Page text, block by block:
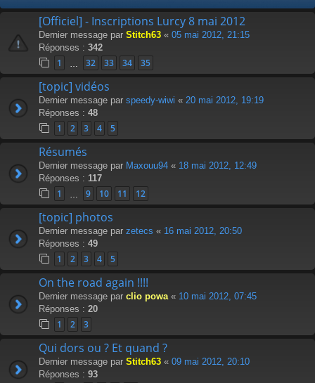
[Officiel] - Inscriptions Lurcy 8 mai 2012
Dernier message par Stitch63 « 05 mai 2012, 21:15
Réponses : 342
1 32 33 34 35
[topic] vidéos
Dernier message par speedy-wiwi « 20 mai 2012, 19:19
Réponses : 48
1 2 3 4 5
Résumés
Dernier message par Maxouu94 « 18 mai 2012, 12:49
Réponses : 117
1 9 10 11 12
[topic] photos
Dernier message par zetecs « 16 mai 2012, 20:50
Réponses : 49
1 2 3 4 5
On the road again !!!!
Dernier message par clio powa « 10 mai 2012, 07:45
Réponses : 20
1 2 3
Qui dors ou ? Et quand ?
Dernier message par Stitch63 « 09 mai 2012, 20:10
Réponses : 93